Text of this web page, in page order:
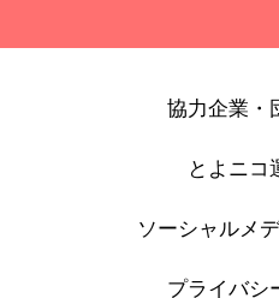
協力企業・
とよニコ
ソーシャルメ
プライバシ